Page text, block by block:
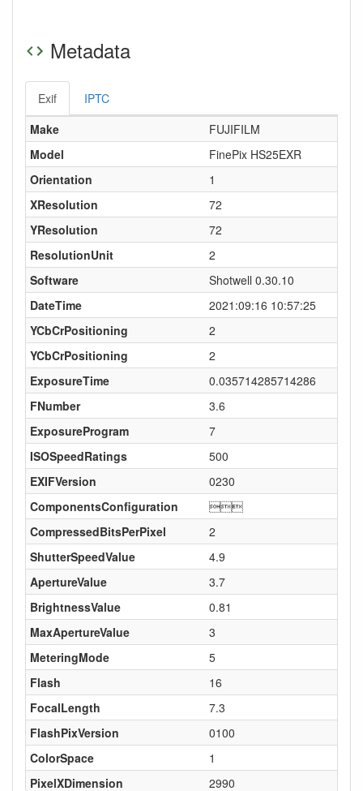
Metadata
Exif
IPTC
Make
FUJIFILM
Model
FinePix HS25EXR
Orientation
1
XResolution
72
YResolution
72
ResolutionUnit
2
Software
Shotwell 0.30.10
DateTime
2021:09:16 10:57:25
YCbCrPositioning
2
YCbCrPositioning
2
ExposureTime
0.035714285714286
FNumber
3.6
ExposureProgram
7
ISOSpeedRatings
500
EXIFVersion
0230
ComponentsConfiguration

CompressedBitsPerPixel
2
ShutterSpeedValue
4.9
ApertureValue
3.7
BrightnessValue
0.81
MaxApertureValue
3
MeteringMode
5
Flash
16
FocalLength
7.3
FlashPixVersion
0100
ColorSpace
1
PixelXDimension
2990